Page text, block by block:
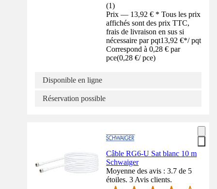
(1)
Prix — 13,92 € * Tous les prix
affichés sont des prix TTC,
frais de livraison en sus si
nécessaire par pqt13,92 €*/ pqt
Correspond à 0,28 € par
pce(0,28 €/ pce)
Disponible en ligne
Réservation possible
Câble RG6-U Sat blanc 10 m
Schwaiger
Moyenne des avis : 3.7 de 5
étoiles. 3 Avis clients.